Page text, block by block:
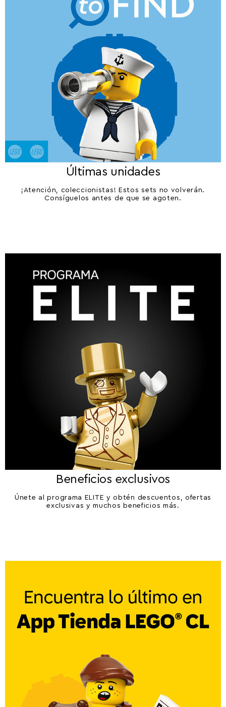
Últimas unidades
¡Atención, coleccionistas! Estos sets no volverán.
Consíguelos antes de que se agoten.
Beneficios exclusivos
Únete al programa ELITE y obtén descuentos, ofertas
exclusivas y muchos beneficios más.